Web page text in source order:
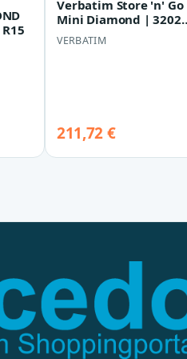
Verbatim Store 'n' Go
Mini Diamond | 32025
| SSD - 1 TB
VERBATIM
211,72 €